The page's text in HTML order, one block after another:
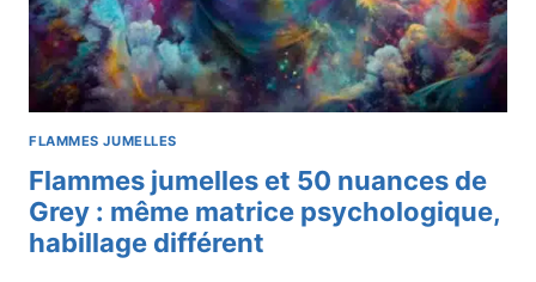
FLAMMES JUMELLES
Flammes jumelles et 50 nuances de
Grey : même matrice psychologique,
habillage différent